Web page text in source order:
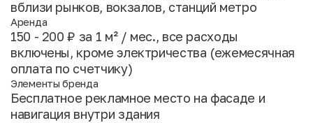
вблизи рынков, вокзалов, станций метро
Аренда
150 - 200 ₽ за 1 м² / мес., все расходы
включены, кроме электричества (ежемесячная
оплата по счетчику)
Элементы бренда
Бесплатное рекламное место на фасаде и
навигация внутри здания